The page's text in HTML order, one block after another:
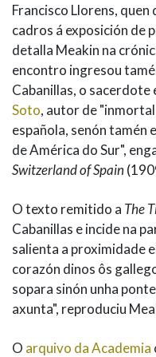
Francisco Llorens,
cadros á exposición de
detalla Meakin na
encontro ingresou
Cabanillas, o
Soto, autor de
española, senón tamén
de América do Sur",
Switzerland of Spain
O texto remitido a The
Cabanillas e incide na
salienta a proximidade
corazón dinos ôs
sopara sinón unha
axunta", reproduciu
O arquivo da Academia